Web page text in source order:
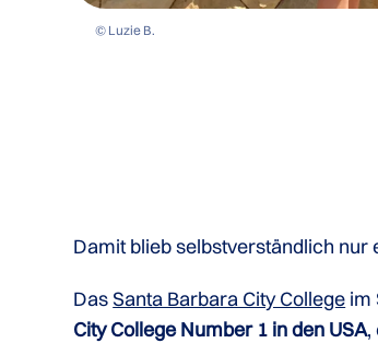
© Luzie B.
Damit blieb selbstverständlich nur
DasSanta Barbara City College im
City College Number 1 in den USA,